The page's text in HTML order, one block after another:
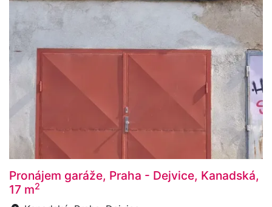
Pronájem garáže, Praha - Dejvice, Kanadská,
17 m2